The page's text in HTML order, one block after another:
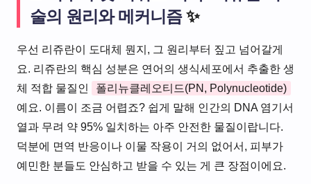
술의 원리와 메커니즘✨
우선 리쥬란이 도대체 뭔지, 그 원리부터 짚고 넘어갈게
요. 리쥬란의 핵심 성분은 연어의 생식세포에서 추출한 생
체 적합 물질인
폴리뉴클레오티드(PN, Polynucleotide)
예요. 이름이 조금 어렵죠? 쉽게 말해 인간의 DNA 염기서
열과 무려 약 95% 일치하는 아주 안전한 물질이랍니다.
덕분에 면역 반응이나 이물 작용이 거의 없어서, 피부가
예민한 분들도 안심하고 받을 수 있는 게 큰 장점이에요.